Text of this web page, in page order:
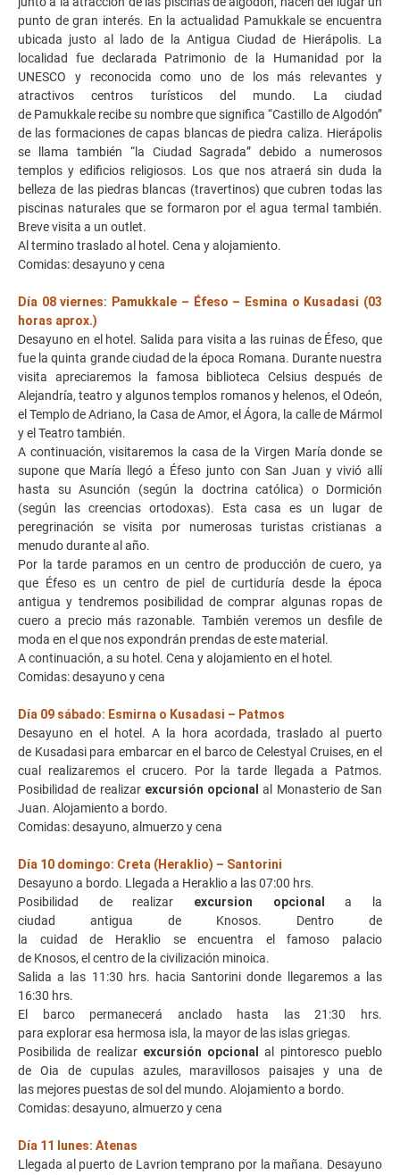
punto de gran interés. En la actualidad Pamukkale se encuentra
ubicada justo al lado de la Antigua Ciudad de Hierápolis. La
localidad fue declarada Patrimonio de la Humanidad por la
UNESCO y reconocida como uno de los más relevantes y
atractivos centros turísticos del mundo. La ciudad
de Pamukkale recibe su nombre que significa “Castillo de Algodón”
de las formaciones de capas blancas de piedra caliza. Hierápolis
se llama también “la Ciudad Sagrada” debido a numerosos
templos y edificios religiosos. Los que nos atraerá sin duda la
belleza de las piedras blancas (travertinos) que cubren todas las
piscinas naturales que se formaron por el agua termal también.
Breve visita a un outlet.
Al termino traslado al hotel. Cena y alojamiento.
Comidas: desayuno y cena
Día 08 viernes: Pamukkale – Éfeso – Esmina o Kusadasi (03
horas aprox.)
Desayuno en el hotel. Salida para visita a las ruinas de Éfeso, que
fue la quinta grande ciudad de la época Romana. Durante nuestra
visita apreciaremos la famosa biblioteca Celsius después de
Alejandría, teatro y algunos templos romanos y helenos, el Odeón,
el Templo de Adriano, la Casa de Amor, el Ágora, la calle de Mármol
y el Teatro también.
A continuación, visitaremos la casa de la Virgen María donde se
supone que María llegó a Éfeso junto con San Juan y vivió allí
hasta su Asunción (según la doctrina católica) o Dormición
(según las creencias ortodoxas). Esta casa es un lugar de
peregrinación se visita por numerosas turistas cristianas a
menudo durante al año.
Por la tarde paramos en un centro de producción de cuero, ya
que Éfeso es un centro de piel de curtiduría desde la época
antigua y tendremos posibilidad de comprar algunas ropas de
cuero a precio más razonable. También veremos un desfile de
moda en el que nos expondrán prendas de este material.
A continuación, a su hotel. Cena y alojamiento en el hotel.
Comidas: desayuno y cena
Día 09 sábado: Esmirna o Kusadasi – Patmos
Desayuno en el hotel. A la hora acordada, traslado al puerto
de Kusadasi para embarcar en el barco de Celestyal Cruises, en el
cual realizaremos el crucero. Por la tarde llegada a Patmos.
Posibilidad de realizar excursión opcional al Monasterio de San
Juan. Alojamiento a bordo.
Comidas: desayuno, almuerzo y cena
Día 10 domingo: Creta (Heraklio) – Santorini
Desayuno a bordo. Llegada a Heraklio a las 07:00 hrs.
Posibilidad de realizar excursion opcional
a la
ciudad antigua de Knosos. Dentro de
la cuidad de Heraklio se encuentra el famoso palacio
de Knosos, el centro de la civilización minoica.
Salida a las 11:30 hrs. hacia Santorini donde llegaremos a las
16:30 hrs.
El barco permanecerá anclado hasta las 21:30 hrs.
para explorar esa hermosa isla, la mayor de las islas griegas.
Posibilida de realizar excursión opcionalal pintoresco pueblo
de Oia de cupulas azules, maravillosos paisajes y una de
las mejores puestas de sol del mundo. Alojamiento a bordo.
Comidas: desayuno, almuerzo y cena
Día 11 lunes: Atenas
Llegada al puerto de Lavrion temprano por la mañana. Desayuno